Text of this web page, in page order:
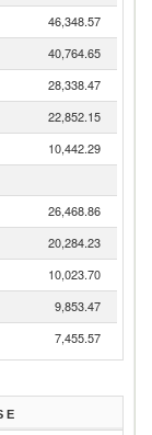
46,348.57
40,764.65
28,338.47
22,852.15
10,442.29
26,468.86
20,284.23
10,023.70
9,853.47
7,455.57
E